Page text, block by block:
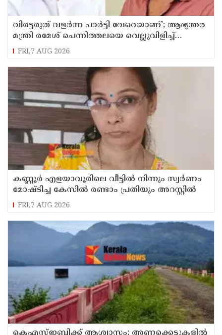
വിരട്ടരുത് വളര്‍ന്ന പാര്‍ട്ടി വേറെയാണ്'; ആഭ്യന്തര
മന്ത്രി രമേശ് ചെന്നിത്തലയെ വെല്ലുവിളിച്ച്
അര്‍ജുന്‍ ആയങ്കി
FRI,7 AUG 2026
കണ്ണൂർ എളയാവൂരിലെ വീട്ടിൽ നിന്നും സ്വർണം
മോഷ്ടിച്ച കേസിൽ രണ്ടാം പ്രതിയും അറസ്റ്റിൽ
FRI,7 AUG 2026
കെഎസ്ഇബിക്ക് ആശ്വാസം; അണക്കെട്ടുകളില്‍